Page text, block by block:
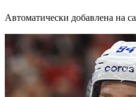
Автоматически добавлена на